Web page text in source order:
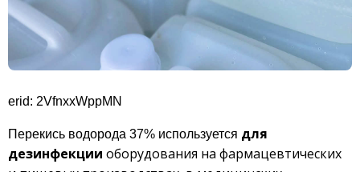
erid: 2VfnxxWppMN
Перекись водорода 37% используется для
дезинфекции оборудования на фармацевтических